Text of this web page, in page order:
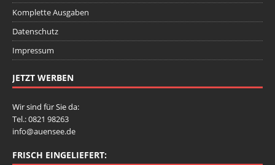
Komplette Ausgaben
Datenschutz
Impressum
JETZT WERBEN
Wir sind für Sie da:
Tel.: 0821 98263
info@auensee.de
FRISCH EINGELIEFERT: